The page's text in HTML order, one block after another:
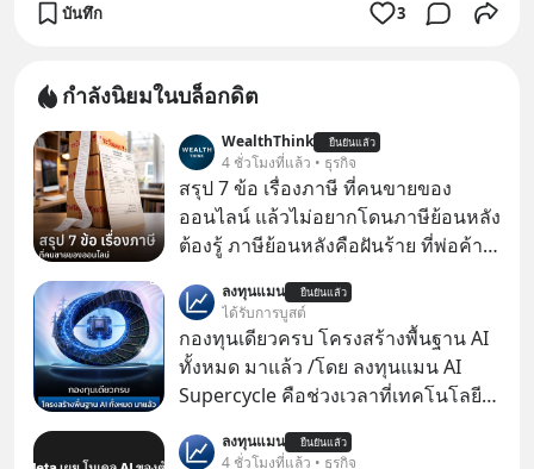
บันทึก 3
กำลังนิยมในบล็อกดิต
WealthThink ยืนยันแล้ว
4 ชั่วโมงที่แล้ว • ธุรกิจ
สรุป 7 ข้อ เรื่องภาษี ที่คนขายของ
ออนไลน์ แล้วไม่อยากโดนภาษีย้อนหลัง
ต้องรู้ ภาษีย้อนหลังคือฝันร้าย ที่พ่อค้า
ลงทุนแมน ยืนยันแล้ว
ได้รับการบูสต์
กองทุนเดียวครบ โครงสร้างพื้นฐาน AI
ทั้งหมด มาแล้ว /โดย ลงทุนแมน AI
Supercycle คือช่วงเวลาที่เทคโนโลยี
เคลื่อนหลัก ของการเติบโตทาง
ลงทุนแมน ยืนยันแล้ว
4 ชั่วโมงที่แล้ว • ธุรกิจ